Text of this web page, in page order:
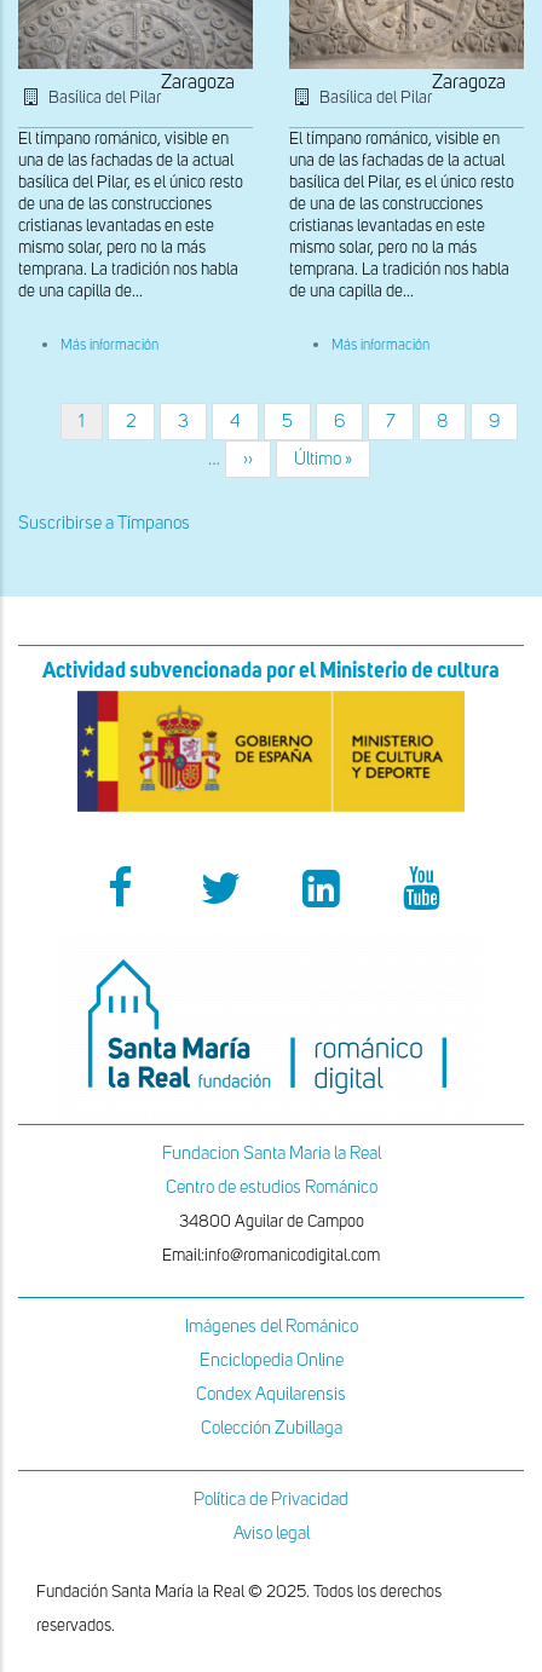
Basílica del Pilar
Zaragoza
El tímpano románico, visible en
una de las fachadas de la actual
basílica del Pilar, es el único resto
de una de las construcciones
cristianas levantadas en este
mismo solar, pero no la más
temprana. La tradición nos habla
de una capilla de...
Más información
Basílica del Pilar
Zaragoza
El tímpano románico, visible en
una de las fachadas de la actual
basílica del Pilar, es el único resto
de una de las construcciones
cristianas levantadas en este
mismo solar, pero no la más
temprana. La tradición nos habla
de una capilla de...
Más información
Paginación
Página
actual
1 Página
2 Página
3 Página
4 Página
5 Página
6 Página
7 Página
8 Página
9
…
Siguiente
página
››
Última
página
Último »
Suscribirse a Tímpanos
Actividad subvencionada por el Ministerio de cultura
Fundacion Santa Maria la Real
Centro de estudios Románico
34800 Aguilar de Campoo
Email:info@romanicodigital.com
Imágenes del Románico
Enciclopedia Online
Condex Aquilarensis
Colección Zubillaga
Política de Privacidad
Aviso legal
Fundación Santa María la Real © 2025. Todos los derechos
reservados.